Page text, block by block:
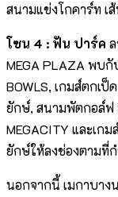
สนามแข่งโกคาร์ท
โซน 4 : ฟัน ปาร์ค
MEGA PLAZA พบ
BOWLS, เกมส์ตกเป็
ยักษ์, สนามพัตกอล์ฟ
MEGACITY และเก
ยักษ์ให้ลงช่องตามที่
นอกจากนี้ เมกาบาง